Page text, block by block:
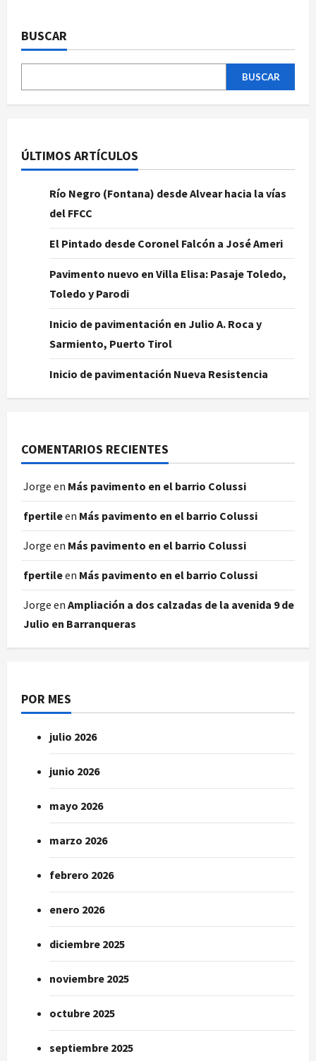
BUSCAR
BUSCAR
ÚLTIMOS ARTÍCULOS
Río Negro (Fontana) desde Alvear hacia la vías
del FFCC
El Pintado desde Coronel Falcón a José Ameri
Pavimento nuevo en Villa Elisa: Pasaje Toledo,
Toledo y Parodi
Inicio de pavimentación en Julio A. Roca y
Sarmiento, Puerto Tirol
Inicio de pavimentación Nueva Resistencia
COMENTARIOS RECIENTES
Jorge en Más pavimento en el barrio Colussi
fpertileen Más pavimento en el barrio Colussi
Jorge en Más pavimento en el barrio Colussi
fpertileen Más pavimento en el barrio Colussi
Jorge en Ampliación a dos calzadas de la avenida 9 de
Julio en Barranqueras
POR MES
julio 2026
junio 2026
mayo 2026
marzo 2026
febrero 2026
enero 2026
diciembre 2025
noviembre 2025
octubre 2025
septiembre 2025